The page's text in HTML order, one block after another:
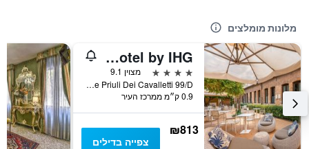
מלונות מומלצים
Vignette Collection The Venice Times Hotel by IHG
4 כוכבים
מצוין 9.1
Calle Priuli Dei Cavalletti 99/D, ונציה, ונטו, איטליה
0.9 ק״מ ממרכז העיר
₪813
צפייה בדילים